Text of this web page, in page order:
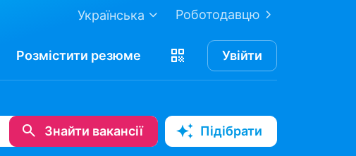
Роботодавцю
Українська
Розмістити резюме Увійти
Знайти вакансії Підібрати